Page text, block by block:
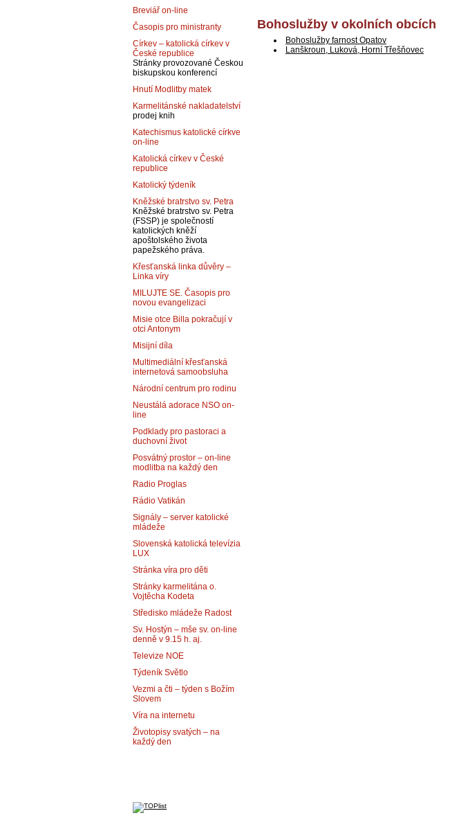
Bohoslužby v okolních obcích
Bohoslužby farnost Opatov
Lanškroun, Luková, Horní Třešňovec
Breviář on-line
Časopis pro ministranty
Církev – katolická církev v
České republice
Stránky provozované Českou
biskupskou konferencí
Hnutí Modlitby matek
Karmelitánské nakladatelství
prodej knih
Katechismus katolické církve
on-line
Katolická církev v České
republice
Katolický týdeník
Kněžské bratrstvo sv. Petra
Kněžské bratrstvo sv. Petra
(FSSP) je společností
katolických kněží
apoštolského života
papežského práva.
Křesťanská linka důvěry –
Linka víry
MILUJTE SE. Časopis pro
novou evangelizaci
Misie otce Billa pokračují v
otci Antonym
Misijní díla
Multimediální křesťanská
internetová samoobsluha
Národní centrum pro rodinu
Neustálá adorace NSO on-
line
Podklady pro pastoraci a
duchovní život
Posvátný prostor – on-line
modlitba na každý den
Radio Proglas
Rádio Vatikán
Signály – server katolické
mládeže
Slovenská katolická televízia
LUX
Stránka víra pro děti
Stránky karmelitána o.
Vojtěcha Kodeta
Středisko mládeže Radost
Sv. Hostýn – mše sv. on-line
denně v 9.15 h. aj.
Televize NOE
Týdeník Světlo
Vezmi a čti – týden s Božím
Slovem
Víra na internetu
Životopisy svatých – na
každý den